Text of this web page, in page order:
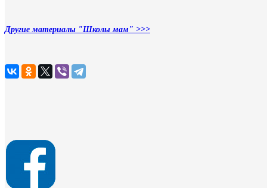
Другие материалы "Школы мам" >>>